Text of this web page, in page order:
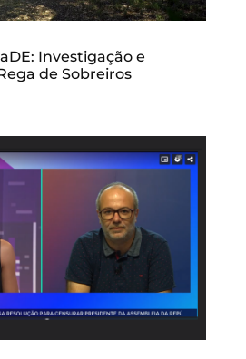
Investigação e
de Sobreiros